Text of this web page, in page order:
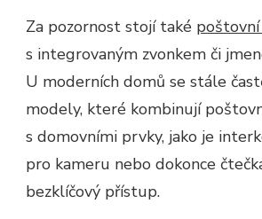
Za pozornost stojí také poštovní
s integrovaným zvonkem či
U moderních domů se stále
modely, které kombinují
s domovními prvky, jako je
pro kameru nebo dokonce
bezklíčový přístup.